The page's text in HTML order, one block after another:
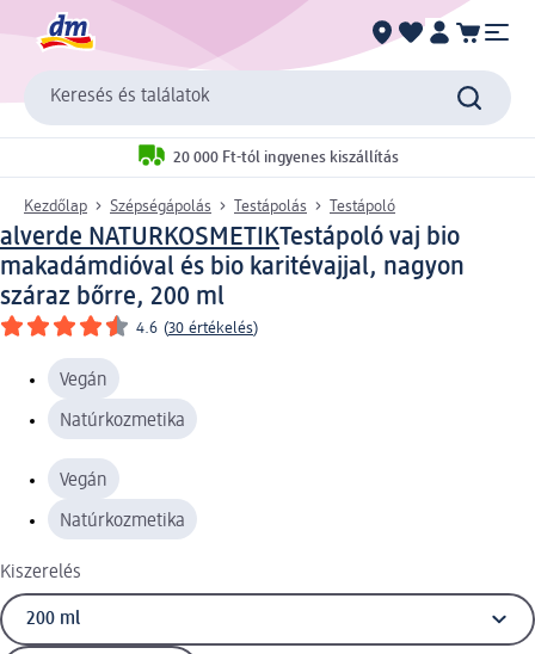
Keresés és találatok
20 000 Ft-tól ingyenes kiszállítás
Kezdőlap Szépségápolás Testápolás Testápoló
alverde NATURKOSMETIKTestápoló vaj bio
makadámdióval és bio karitévajjal, nagyon
száraz bőrre, 200 ml
4.6 (30 értékelés)
Vegán
Natúrkozmetika
Vegán
Natúrkozmetika
Kiszerelés